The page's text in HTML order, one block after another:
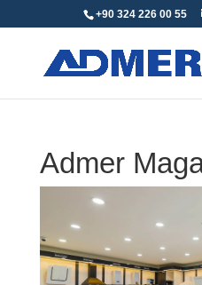
+90 324 226 00 55
Admer